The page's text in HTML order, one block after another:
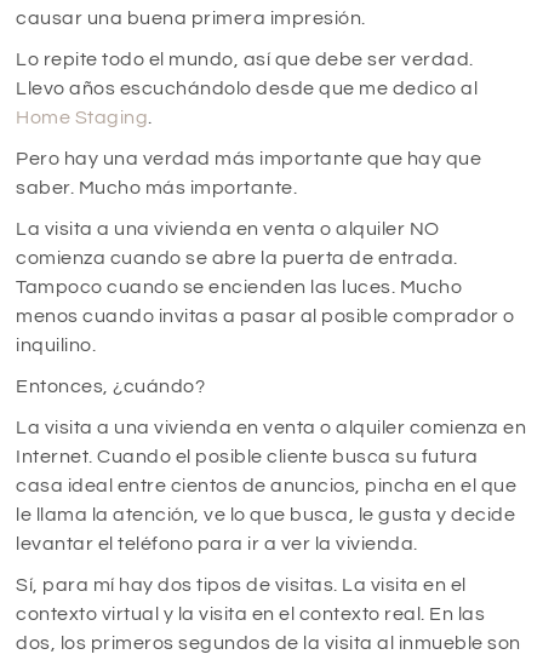
causar una buena primera impresión.
Lo repite todo el mundo, así que debe ser verdad.
Llevo años escuchándolo desde que me dedico al
Home Staging
Pero hay una verdad más importante que hay que
saber. Mucho más importante.
La visita a una vivienda en venta o alquiler NO
comienza cuando se abre la puerta de entrada.
Tampoco cuando se encienden las luces. Mucho
menos cuando invitas a pasar al posible comprador o
inquilino.
Entonces, ¿cuándo?
La visita a una vivienda en venta o alquiler comienza en
Internet. Cuando el posible cliente busca su futura
casa ideal entre cientos de anuncios, pincha en el que
le llama la atención, ve lo que busca, le gusta y decide
levantar el teléfono para ir a ver la vivienda.
Sí, para mí hay dos tipos de visitas. La visita en el
contexto virtual y la visita en el contexto real. En las
dos, los primeros segundos de la visita al inmueble son